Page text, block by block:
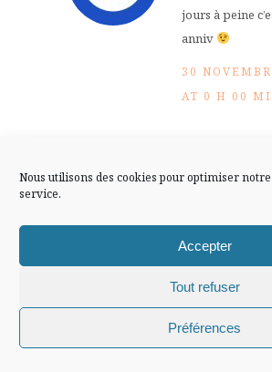
Nous utilisons des cookies pour optimiser
service.
Accepter
Tout refuser
Préférences
jours à peine
anniv
30
AT 0 H 00
Arwen
30
AT 0 H 00
Suivre sur